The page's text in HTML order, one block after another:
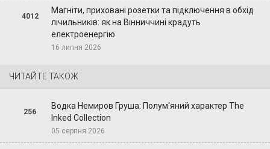
4012
Магніти, приховані розетки та підключення в обхід
лічильників: як на Вінниччині крадуть
електроенергію
16 липня 2026
ЧИТАЙТЕ ТАКОЖ
256
Водка Немиров Груша: Полум'яний характер The
Inked Collection
05 серпня 2026